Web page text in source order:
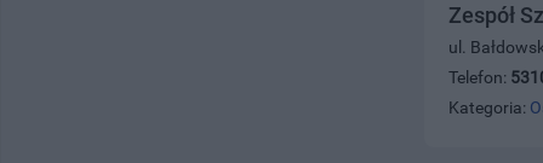
Zespół
ul.
Telefon:
Kategoria: